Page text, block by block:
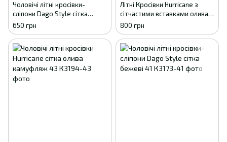
Чоловічі літні кросівки-
сліпони Dago Style сітка
темно-сірі 41
650 грн
Літні Кросівки Hurricane з
сітчастими вставками олива
41
800 грн